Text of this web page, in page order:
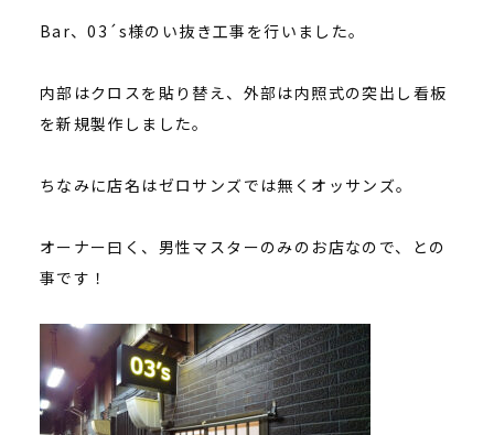
Bar、03´s様のい抜き工事を行いました。
内部はクロスを貼り替え、外部は内照式の突出し看板
を新規製作しました。
ちなみに店名はゼロサンズでは無くオッサンズ。
オーナー曰く、男性マスターのみのお店なので、との
事です！